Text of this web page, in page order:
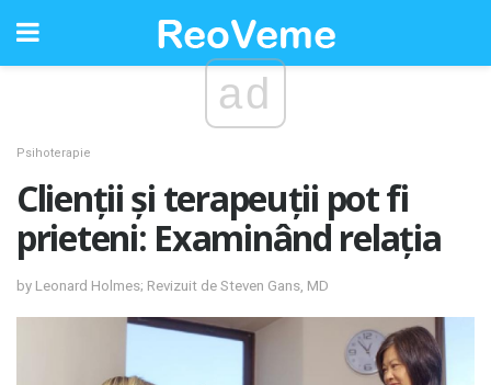
ad
Psihoterapie
Clienții și terapeuții pot fi
prieteni: Examinând relația
by Leonard Holmes; Revizuit de Steven Gans, MD